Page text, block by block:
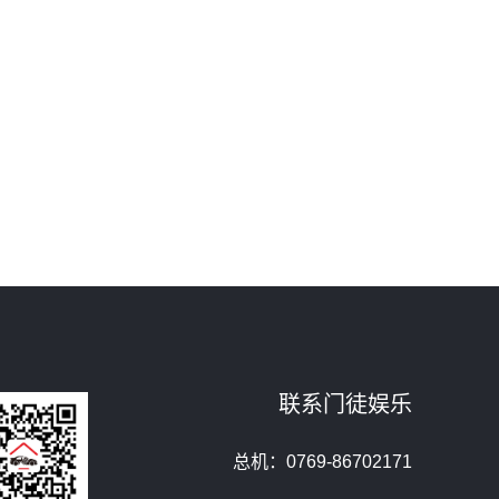
联系门徒娱乐
总机：0769-86702171